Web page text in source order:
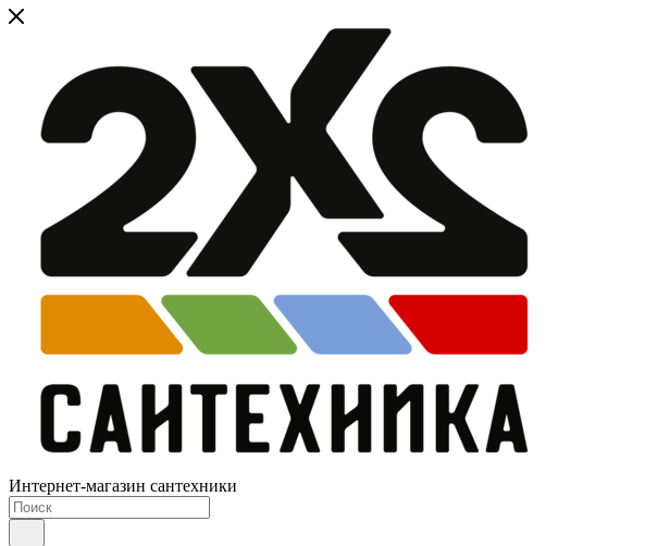
Интернет-магазин сантехники